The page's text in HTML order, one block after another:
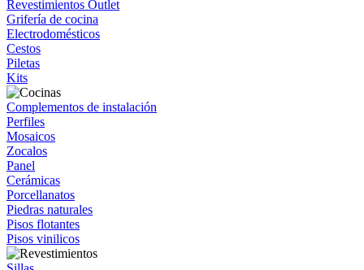
Revestimientos Outlet
Grifería de cocina
Electrodomésticos
Cestos
Piletas
Kits
Complementos de instalación
Perfiles
Mosaicos
Zocalos
Panel
Cerámicas
Porcellanatos
Piedras naturales
Pisos flotantes
Pisos vinilicos